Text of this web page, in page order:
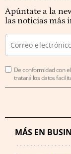
Apúntate a la
las noticias más
De conformidad con el
tratará los datos
MÁS EN